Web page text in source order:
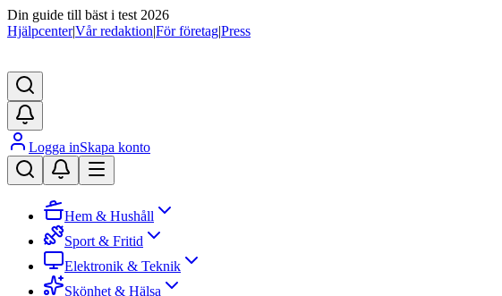
Din guide till bäst i test 2026
Hjälpcenter|Vår redaktion|För företag|Press
Logga inSkapa konto
Hem & Hushåll
Sport & Fritid
Elektronik & Teknik
Skönhet & Hälsa